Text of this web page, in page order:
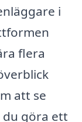
i
flera
att se
du göra ett